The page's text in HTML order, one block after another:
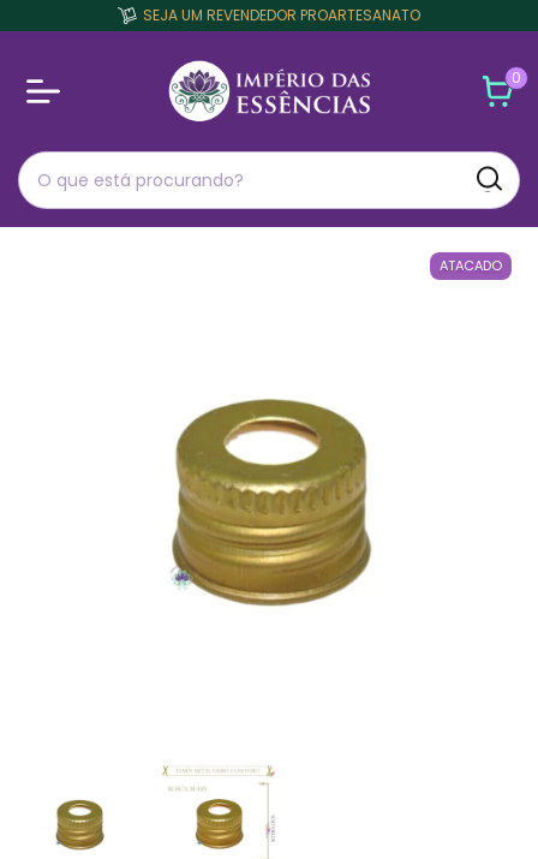
SEJA UM REVENDEDOR PROARTESANATO
0
ATACADO